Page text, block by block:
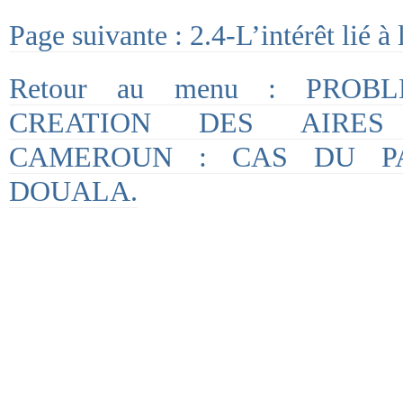
Page suivante : 2.4-L’intérêt lié
Retour au menu :
CREATION DES
CAMEROUN : CAS DU
DOUALA.